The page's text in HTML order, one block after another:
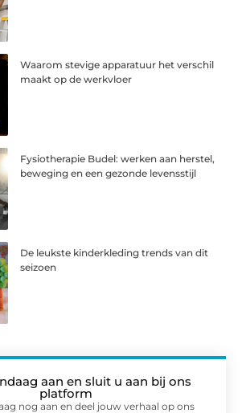
Waarom stevige apparatuur het verschil
maakt op de werkvloer
Fysiotherapie Budel: werken aan herstel,
beweging en een gezonde levensstijl
De leukste kinderkleding trends van dit
seizoen
aan en sluit u aan bij ons
platform
nog aan en deel jouw verhaal op ons